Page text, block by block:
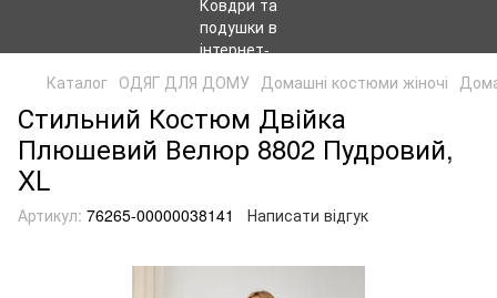
Каталог ОДЯГ ДЛЯ ДОМУ Домашні костюми жіночі
Стильний Костюм Двійка
Плюшевий Велюр 8802 Пудровий,
XL
Артикул: 76265-00000038141 Написати відгук